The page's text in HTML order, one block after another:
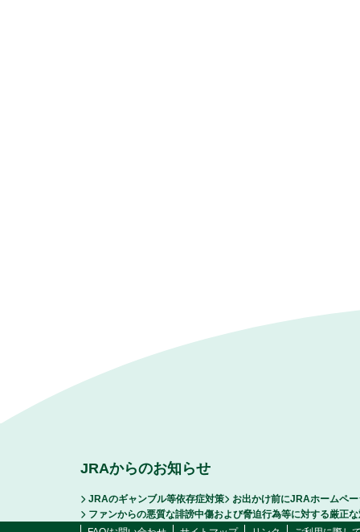
JRAからのお知らせ
JRAのギャンブル等依存症対策
お出かけ前にJRAホームペ
ファンからの悪質な誹謗中傷および脅迫行為等に対する厳正